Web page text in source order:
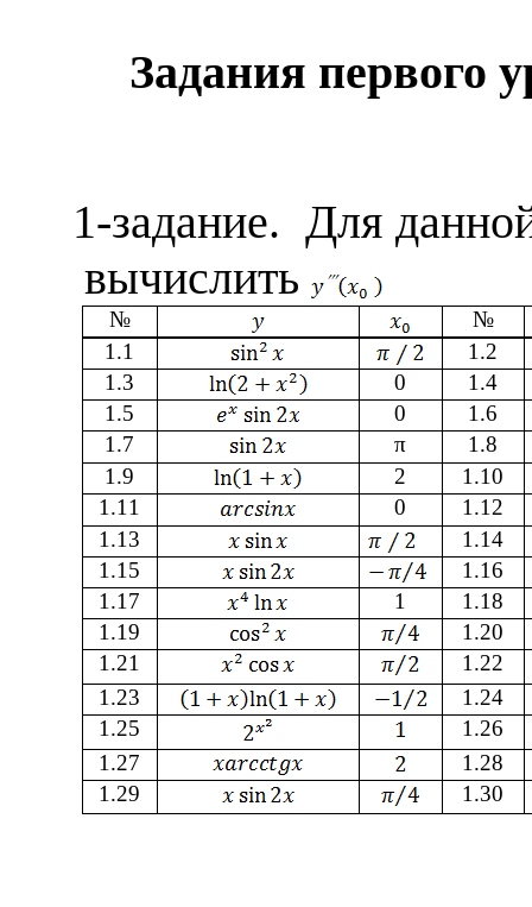
Задания первого
1-задание.Для
вычислить
№
№
1.1
1.2
1.3 0 1.4
1.5 0 1.6
1.7 π 1.8
1.9 2 1.10
1.1 1 0 1.1 2
1.1 3 1.14
1.15 1.16
1.17 1 1.18
1.19 1.20
1.21 1.22
1.23 1.24
1.25 1.26
1.27 1.28
1.29 1.30